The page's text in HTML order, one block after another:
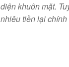
diện khuôn mặt.
nhiêu tiền lại